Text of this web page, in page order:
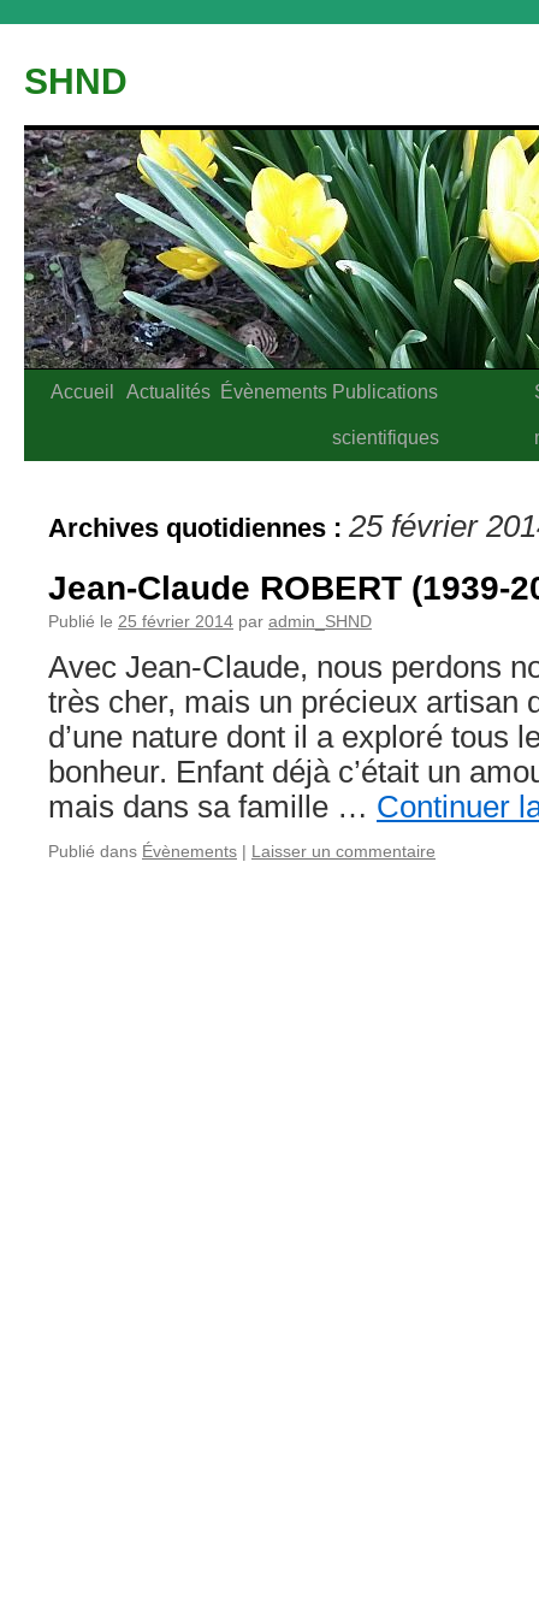
contenu
SHND
Accueil Actualités Évènements Publications
scientifiques
Archives quotidiennes : 25 février
Jean-Claude ROBERT (1939-
Publié le 25 février 2014 par admin_SHND
Avec Jean-Claude, nous perdons
très cher, mais un précieux artisan
d’une nature dont il a exploré tous
bonheur. Enfant déjà c’était un
mais dans sa famille … Continuer
Publié dans Évènements | Laisser un commentaire